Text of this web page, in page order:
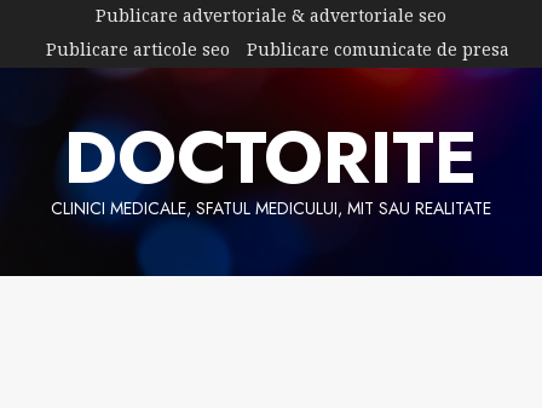
content
Publicare advertoriale & advertoriale seo
Publicare articole seo
Publicare comunicate de presa
DOCTORITE
CLINICI MEDICALE, SFATUL MEDICULUI, MIT SAU REALITATE